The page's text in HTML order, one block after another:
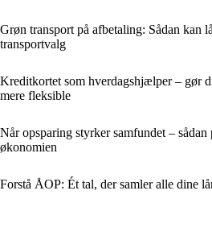
Grøn transport på afbetaling: Sådan kan
transportvalg
Kreditkortet som hverdagshjælper – gør
mere fleksible
Når opsparing styrker samfundet –
økonomien
Forstå ÅOP: Ét tal, der samler alle dine